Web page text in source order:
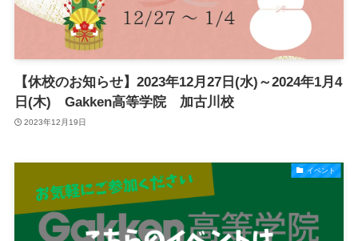
【休校のお知らせ】2023年12月27日(水)～2024年1月4
日(木) Gakken高等学院 加古川校
2023年12月19日
イベント